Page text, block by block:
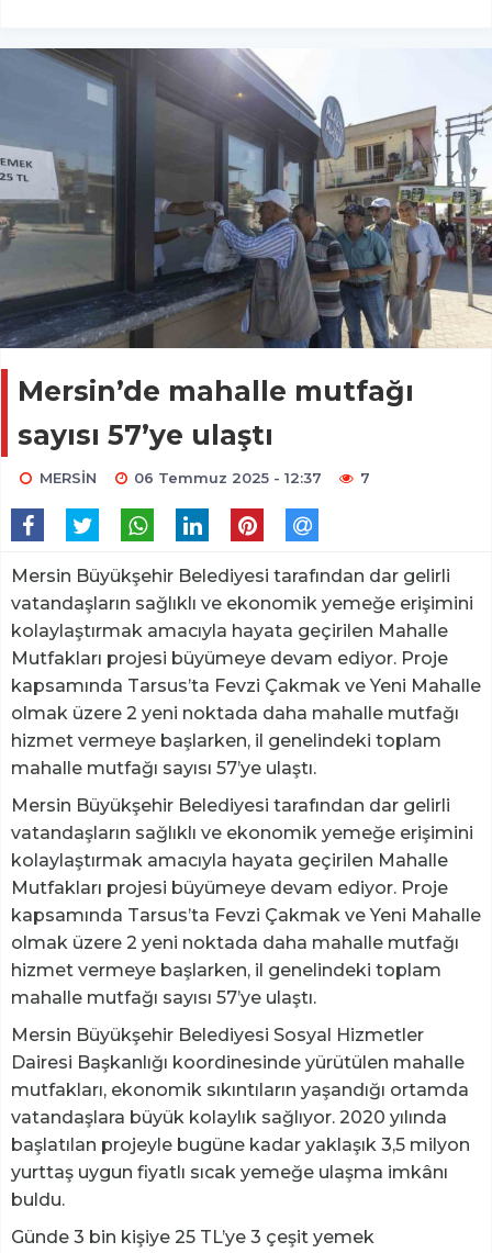
Mersin’de mahalle mutfağı
sayısı 57’ye ulaştı
MERSİN 06 Temmuz 2025 - 12:37 7
Mersin Büyükşehir Belediyesi tarafından dar gelirli
vatandaşların sağlıklı ve ekonomik yemeğe erişimini
kolaylaştırmak amacıyla hayata geçirilen Mahalle
Mutfakları projesi büyümeye devam ediyor. Proje
kapsamında Tarsus’ta Fevzi Çakmak ve Yeni Mahalle
olmak üzere 2 yeni noktada daha mahalle mutfağı
hizmet vermeye başlarken, il genelindeki toplam
mahalle mutfağı sayısı 57’ye ulaştı.
Mersin Büyükşehir Belediyesi tarafından dar gelirli
vatandaşların sağlıklı ve ekonomik yemeğe erişimini
kolaylaştırmak amacıyla hayata geçirilen Mahalle
Mutfakları projesi büyümeye devam ediyor. Proje
kapsamında Tarsus’ta Fevzi Çakmak ve Yeni Mahalle
olmak üzere 2 yeni noktada daha mahalle mutfağı
hizmet vermeye başlarken, il genelindeki toplam
mahalle mutfağı sayısı 57’ye ulaştı.
Mersin Büyükşehir Belediyesi Sosyal Hizmetler
Dairesi Başkanlığı koordinesinde yürütülen mahalle
mutfakları, ekonomik sıkıntıların yaşandığı ortamda
vatandaşlara büyük kolaylık sağlıyor. 2020 yılında
başlatılan projeyle bugüne kadar yaklaşık 3,5 milyon
yurttaş uygun fiyatlı sıcak yemeğe ulaşma imkânı
buldu.
Günde 3 bin kişiye 25 TL’ye 3 çeşit yemek